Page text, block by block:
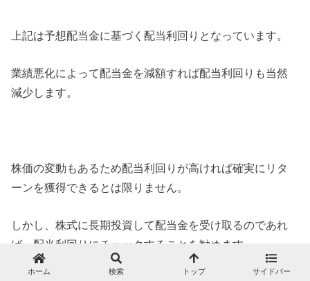
上記は予想配当金に基づく配当利回りとなっています。
業績悪化によって配当金を減額すれば配当利回りも当然
減少します。
株価の変動もあるため配当利回りが高ければ確実にリタ
ーンを獲得できるとは限りません。
しかし、株式に長期投資して配当金を受け取るのであれ
ば、配当利回りにチェックすることを勧めます。
ホーム 検索 トップ サイドバー